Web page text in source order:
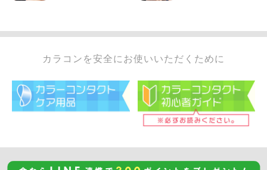
カラコンを安全にお使いいただくために